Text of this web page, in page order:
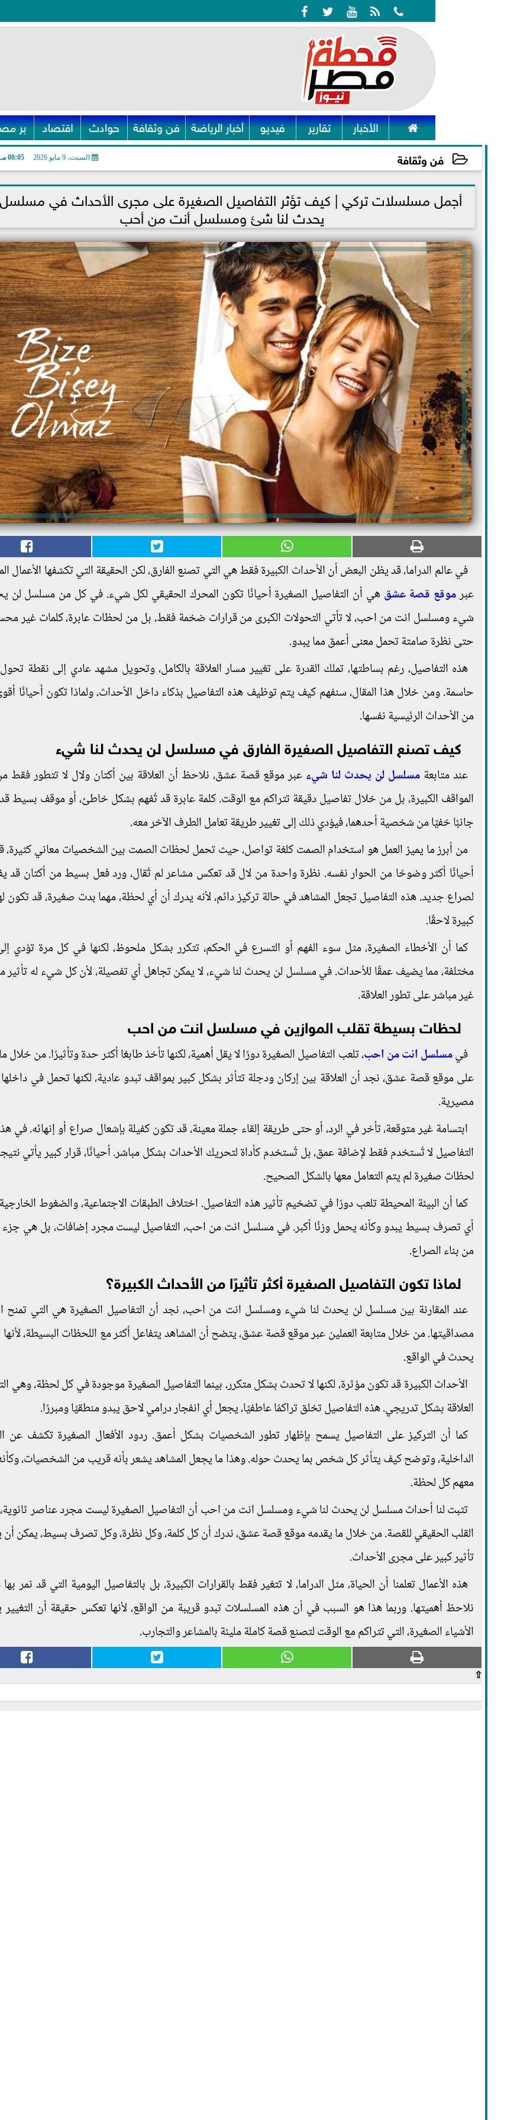
    
 الأخبار تقارير فيديو أخبار الرياضة فن وثقافة حوادث اقتصاد بر
فن وثقافة السبت، 9 مايو 2026 08:05 مـ
2026-05-09 20:05:57أجمل مسلسلات تركي | كيف تؤثر التفاصيل الصغيرة على مجرى الأحداث في
يحدث لنا شئ ومسلسل أنت من أحب
في عالم الدراما، قد يظن البعض أن الأحداث الكبيرة فقط هي التي تصنع الفارق، لكن الحقيقة التي تكشفها الأعمال
عبرموقع قصة عشق هي أن التفاصيل الصغيرة أحيانًا تكون المحرك الحقيقي لكل شيء. في كل من مسلسل لن
شيء ومسلسل انت من احب، لا تأتي التحولات الكبرى من قرارات ضخمة فقط، بل من لحظات عابرة، كلمات غير
حتى نظرة صامتة تحمل معنى أعمق مما يبدو.
هذه التفاصيل، رغم بساطتها، تملك القدرة على تغيير مسار العلاقة بالكامل، وتحويل مشهد عادي إلى نقطة
حاسمة. ومن خلال هذا المقال، سنفهم كيف يتم توظيف هذه التفاصيل بذكاء داخل الأحداث، ولماذا تكون أحيانًا
من الأحداث الرئيسية نفسها.
كيف تصنع التفاصيل الصغيرة الفارق في مسلسل لن يحدث لنا شيء
عند متابعة مسلسل لن يحدث لنا شيء عبر موقع قصة عشق، نلاحظ أن العلاقة بين أكتان ولال لا تتطور فقط
المواقف الكبيرة، بل من خلال تفاصيل دقيقة تتراكم مع الوقت. كلمة عابرة قد تُفهم بشكل خاطئ، أو موقف بسيط
جانبًا خفيًا من شخصية أحدهما، فيؤدي ذلك إلى تغيير طريقة تعامل الطرف الآخر معه.
من أبرز ما يميز العمل هو استخدام الصمت كلغة تواصل، حيث تحمل لحظات الصمت بين الشخصيات معاني كثيرة،
أحيانًا أكثر وضوحًا من الحوار نفسه. نظرة واحدة من لال قد تعكس مشاعر لم تُقال، ورد فعل بسيط من أكتان قد
لصراع جديد. هذه التفاصيل تجعل المشاهد في حالة تركيز دائم، لأنه يدرك أن أي لحظة، مهما بدت صغيرة، قد تكون
كبيرة لاحقًا.
كما أن الأخطاء الصغيرة، مثل سوء الفهم أو التسرع في الحكم، تتكرر بشكل ملحوظ، لكنها في كل مرة تؤدي
مختلفة، مما يضيف عمقًا للأحداث. في مسلسل لن يحدث لنا شيء، لا يمكن تجاهل أي تفصيلة، لأن كل شيء له تأثير
غير مباشر على تطور العلاقة.
لحظات بسيطة تقلب الموازين في مسلسل انت من احب
فيمسلسل انت من احب، تلعب التفاصيل الصغيرة دورًا لا يقل أهمية، لكنها تأخذ طابعًا أكثر حدة وتأثيرًا. من
على موقع قصة عشق، نجد أن العلاقة بين إركان ودجلة تتأثر بشكل كبير بمواقف تبدو عادية، لكنها تحمل في
مصيرية.
ابتسامة غير متوقعة، تأخر في الرد، أو حتى طريقة إلقاء جملة معينة، قد تكون كفيلة بإشعال صراع أو إنهائه. في
التفاصيل لا تُستخدم فقط لإضافة عمق، بل تُستخدم كأداة لتحريك الأحداث بشكل مباشر. أحيانًا، قرار كبير يأتي
لحظات صغيرة لم يتم التعامل معها بالشكل الصحيح.
كما أن البيئة المحيطة تلعب دورًا في تضخيم تأثير هذه التفاصيل. اختلاف الطبقات الاجتماعية، والضغوط
أي تصرف بسيط يبدو وكأنه يحمل وزنًا أكبر. في مسلسل انت من احب، التفاصيل ليست مجرد إضافات، بل هي
من بناء الصراع.
لماذا تكون التفاصيل الصغيرة أكثر تأثيرًا من الأحداث الكبيرة؟
عند المقارنة بين مسلسل لن يحدث لنا شيء ومسلسل انت من احب، نجد أن التفاصيل الصغيرة هي التي تمنح
مصداقيتها. من خلال متابعة العملين عبر موقع قصة عشق، يتضح أن المشاهد يتفاعل أكثر مع اللحظات البسيطة، لأنها
يحدث في الواقع.
الأحداث الكبيرة قد تكون مؤثرة، لكنها لا تحدث بشكل متكرر، بينما التفاصيل الصغيرة موجودة في كل لحظة، وهي
العلاقة بشكل تدريجي. هذه التفاصيل تخلق تراكمًا عاطفيًا، يجعل أي انفجار درامي لاحق يبدو منطقيًا ومبررًا.
كما أن التركيز على التفاصيل يسمح بإظهار تطور الشخصيات بشكل أعمق. ردود الأفعال الصغيرة تكشف عن
الداخلية، وتوضح كيف يتأثر كل شخص بما يحدث حوله. وهذا ما يجعل المشاهد يشعر بأنه قريب من الشخصيات،
معهم كل لحظة.
تثبت لنا أحداث مسلسل لن يحدث لنا شيء ومسلسل انت من احب أن التفاصيل الصغيرة ليست مجرد عناصر
القلب الحقيقي للقصة. من خلال ما يقدمه موقع قصة عشق، ندرك أن كل كلمة، وكل نظرة، وكل تصرف بسيط، يمكن أن
تأثير كبير على مجرى الأحداث.
هذه الأعمال تعلمنا أن الحياة، مثل الدراما، لا تتغير فقط بالقرارات الكبيرة، بل بالتفاصيل اليومية التي قد نمر
نلاحظ أهميتها. وربما هذا هو السبب في أن هذه المسلسلات تبدو قريبة من الواقع، لأنها تعكس حقيقة أن التغيير
الأشياء الصغيرة، التي تتراكم مع الوقت لتصنع قصة كاملة مليئة بالمشاعر والتجارب.
⇧